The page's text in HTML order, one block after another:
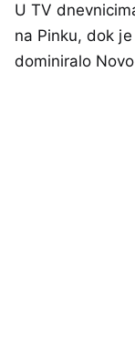
U TV
na Pinku, dok
dominiralo